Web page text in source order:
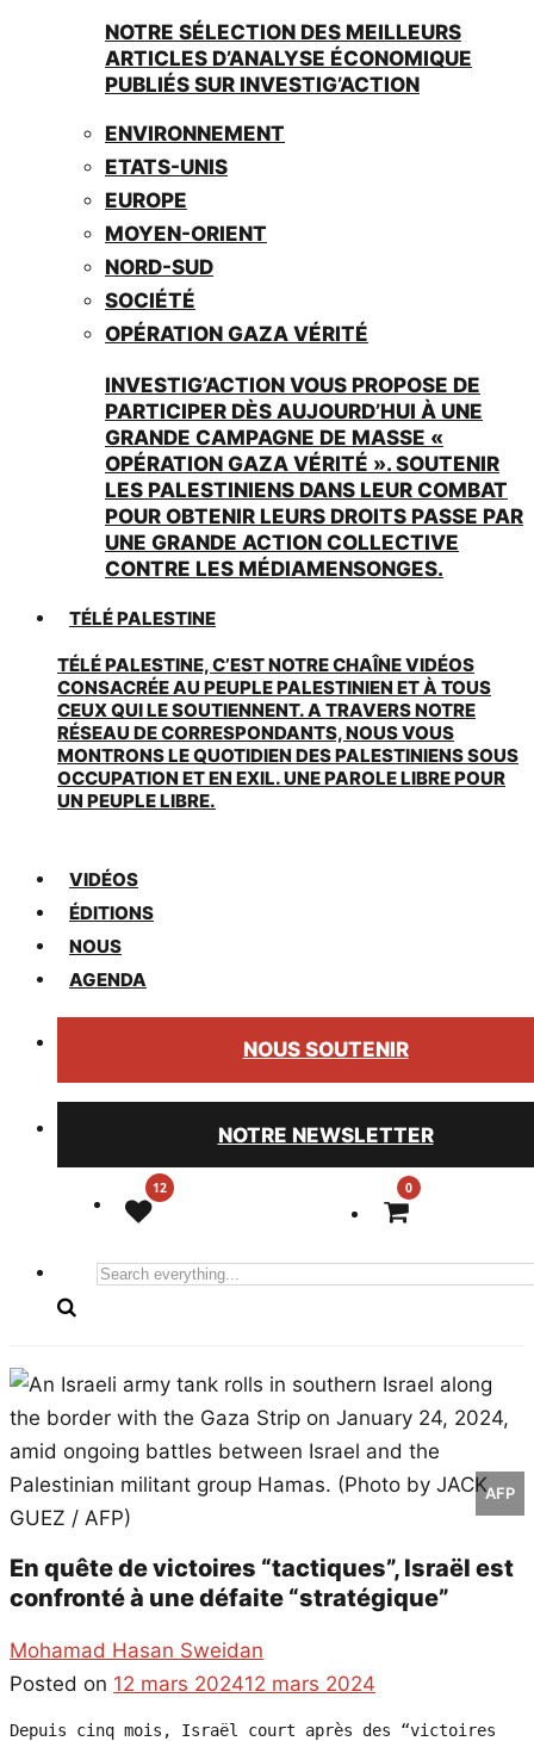
NOTRE SÉLECTION DES MEILLEURS
ARTICLES D’ANALYSE ÉCONOMIQUE
PUBLIÉS SUR INVESTIG’ACTION
ENVIRONNEMENT
ETATS-UNIS
EUROPE
MOYEN-ORIENT
NORD-SUD
SOCIÉTÉ
OPÉRATION GAZA VÉRITÉ
INVESTIG’ACTION VOUS PROPOSE DE
PARTICIPER DÈS AUJOURD’HUI À UNE
GRANDE CAMPAGNE DE MASSE «
OPÉRATION GAZA VÉRITÉ ». SOUTENIR
LES PALESTINIENS DANS LEUR COMBAT
POUR OBTENIR LEURS DROITS PASSE PAR
UNE GRANDE ACTION COLLECTIVE
CONTRE LES MÉDIAMENSONGES.
TÉLÉ PALESTINE
TÉLÉ PALESTINE, C’EST NOTRE CHAÎNE VIDÉOS
CONSACRÉE AU PEUPLE PALESTINIEN ET À TOUS
CEUX QUI LE SOUTIENNENT. A TRAVERS NOTRE
RÉSEAU DE CORRESPONDANTS, NOUS VOUS
MONTRONS LE QUOTIDIEN DES PALESTINIENS SOUS
OCCUPATION ET EN EXIL. UNE PAROLE LIBRE POUR
UN PEUPLE LIBRE.
VIDÉOS
ÉDITIONS
NOUS
AGENDA
NOUS SOUTENIR
NOTRE NEWSLETTER
0
Search
AFP
En quête de victoires “tactiques”, Israël est
confronté à une défaite “stratégique”
Mohamad Hasan Sweidan
Posted on 12 mars 202412 mars 2024
Depuis cinq mois, Israël court après des “victoires